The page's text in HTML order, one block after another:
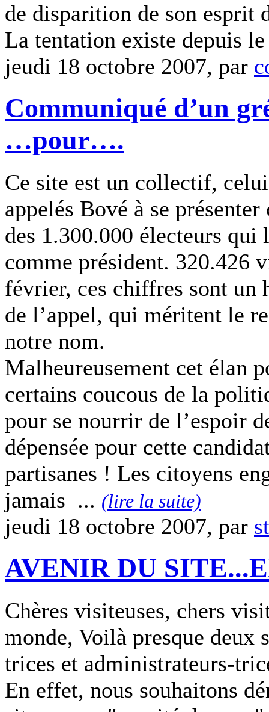
de disparition de son esprit
La tentation existe depuis
jeudi 18 octobre 2007, par
Communiqué d’un
…pour….
Ce site est un collectif,
appelés Bové à se
des 1.300.000 électeurs
comme président. 320.426
février, ces chiffres sont un
de l’appel, qui méritent le
notre nom.
Malheureusement cet élan
certains coucous de la
pour se nourrir de l’espoir
dépensée pour cette
partisanes ! Les citoyens
jamais ... (lire la suite)
jeudi 18 octobre 2007, par
AVENIR DU
Chères visiteuses, chers
monde, Voilà presque deux
trices et administrateurs-
En effet, nous souhaitons